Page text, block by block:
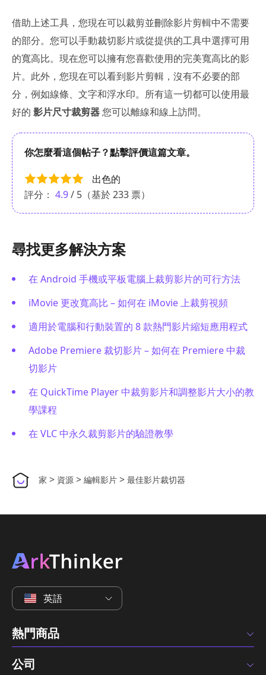
借助上述工具，您現在可以裁剪並刪除影片剪輯中不需要
的部分。您可以手動裁切影片或從提供的工具中選擇可用
的寬高比。現在您可以擁有您喜歡使用的完美寬高比的影
片。此外，您現在可以看到影片剪輯，沒有不必要的部
分，例如線條、文字和浮水印。所有這一切都可以使用最
好的 影片尺寸裁剪器您可以離線和線上訪問。
你怎麼看這個帖子？點擊評價這篇文章。
出色的
評分： 4.9/ 5（基於233 票）
尋找更多解決方案
在 Android 手機或平板電腦上裁剪影片的可行方法
iMovie 更改寬高比 – 如何在 iMovie 上裁剪視頻
適用於電腦和行動裝置的 8 款熱門影片縮短應用程式
Adobe Premiere 裁切影片 – 如何在 Premiere 中裁
切影片
在 QuickTime Player 中裁剪影片和調整影片大小的教
學課程
在 VLC 中永久裁剪影片的驗證教學
家 > 資源 > 編輯影片 > 最佳影片裁切器
英語
熱門商品
公司